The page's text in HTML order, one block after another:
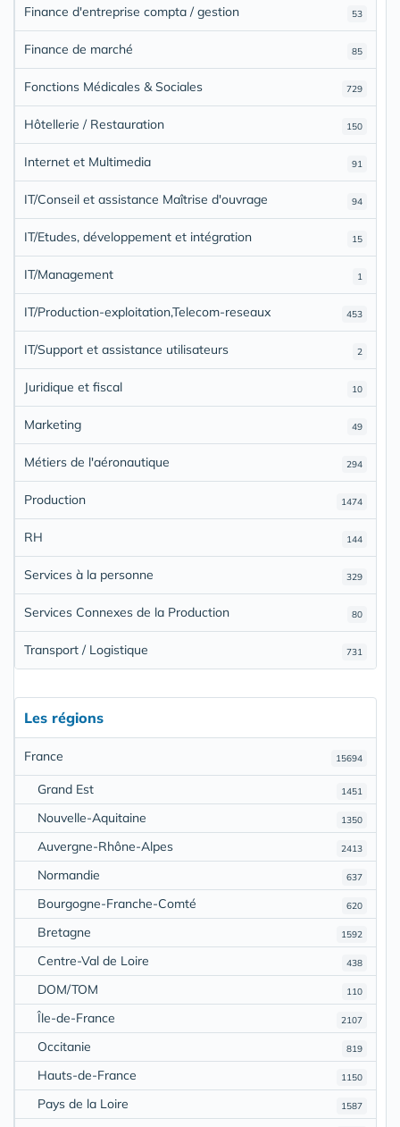
53
Finance d'entreprise compta / gestion
85
Finance de marché
729
Fonctions Médicales & Sociales
150
Hôtellerie / Restauration
91
Internet et Multimedia
94
IT/Conseil et assistance Maîtrise d'ouvrage
15
IT/Etudes, développement et intégration
1
IT/Management
453
IT/Production-exploitation,Telecom-reseaux
2
IT/Support et assistance utilisateurs
10
Juridique et fiscal
49
Marketing
294
Métiers de l'aéronautique
1474
Production
144
RH
329
Services à la personne
80
Services Connexes de la Production
731
Transport / Logistique
Les régions
15694
France
1451
Grand Est
1350
Nouvelle-Aquitaine
2413
Auvergne-Rhône-Alpes
637
Normandie
620
Bourgogne-Franche-Comté
1592
Bretagne
438
Centre-Val de Loire
110
DOM/TOM
2107
Île-de-France
819
Occitanie
1150
Hauts-de-France
1587
Pays de la Loire